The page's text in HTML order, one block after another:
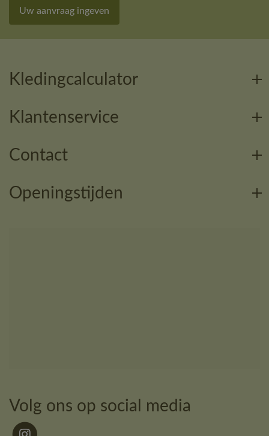
Uw aanvraag ingeven
Kledingcalculator
Klantenservice
Contact
Openingstijden
Volg ons op social media